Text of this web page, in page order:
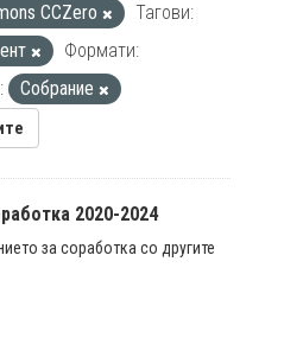
CCZero
Тагови:
Формати:
Собрание
2020-2024
за соработка со другите